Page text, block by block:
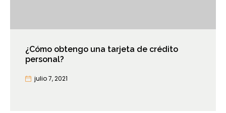
¿Cómo obtengo una tarjeta de crédito
personal?
julio 7, 2021